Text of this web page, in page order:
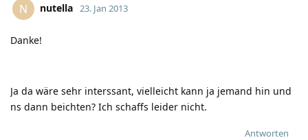
N nutella 23. Jan 2013
Danke!
Ja da wäre sehr interssant, vielleicht kann ja jemand hin und
ns dann beichten? Ich schaffs leider nicht.
Antworten